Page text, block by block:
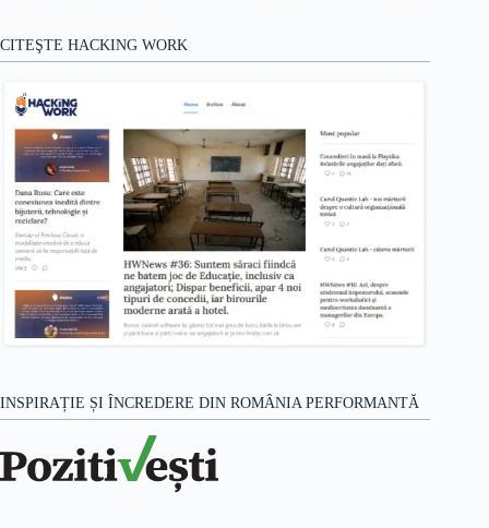
CITEŞTE HACKING WORK
INSPIRAȚIE ȘI ÎNCREDERE DIN ROMÂNIA PERFORMANTĂ